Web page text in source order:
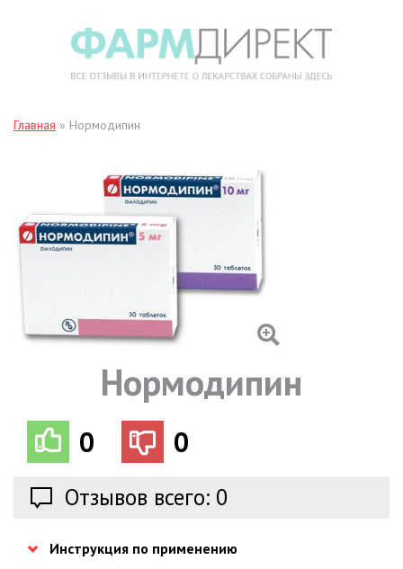
Главная » Нормодипин
Нормодипин
0 0
Отзывов всего: 0
Инструкция по применению